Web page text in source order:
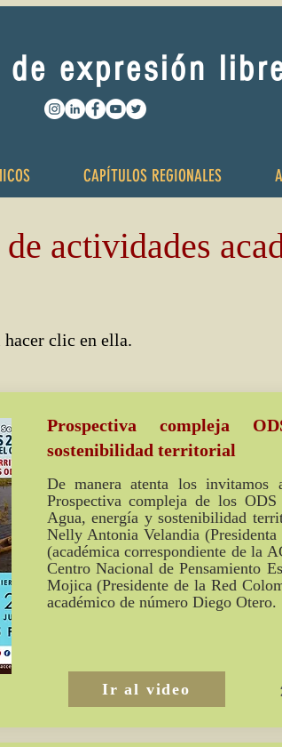
expresión
CAPÍTULOS REGIONALES
actividades
hacer clic en ella.
Prospectiva compleja
sostenibilidad territorial
De manera atenta los
Prospectiva compleja de los
Agua, energía y sostenibilidad
Nelly Antonia Velandia
(académica correspondiente de la
Centro Nacional de Pensamiento
Mojica (Presidente de la Red
académico de número Diego Otero.
Ir al video